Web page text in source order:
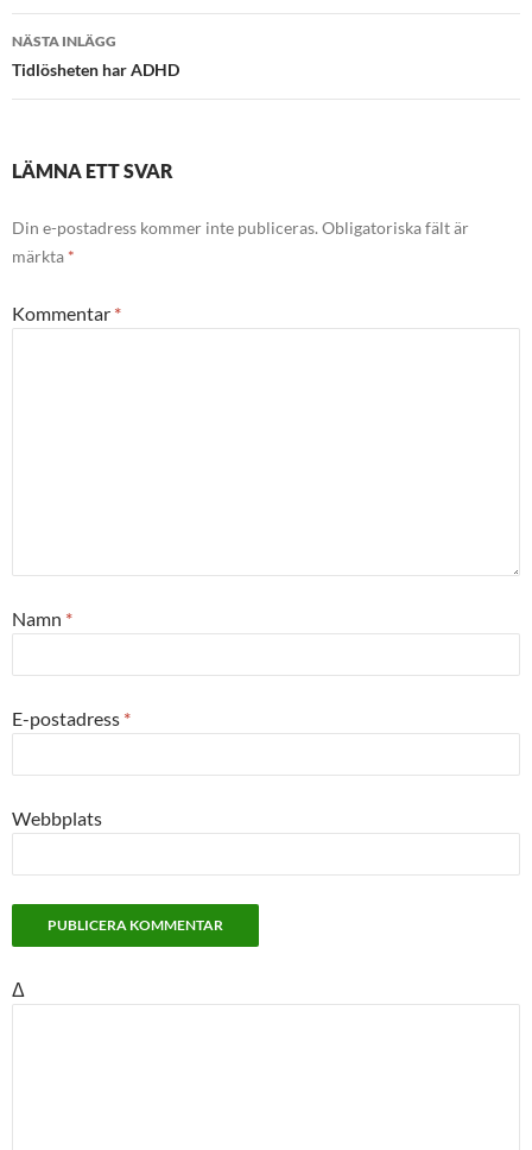
NÄSTA INLÄGG
Tidlösheten har ADHD
LÄMNA ETT SVAR
Din e-postadress kommer inte publiceras. Obligatoriska fält är
märkta *
Kommentar *
Namn *
E-postadress *
Webbplats
Δ